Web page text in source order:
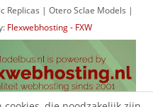
Replicas | Otero Sclae Models |
Flexwebhosting - FXW